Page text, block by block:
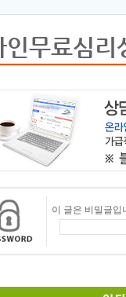
인무료심리
이 글은 비밀글입